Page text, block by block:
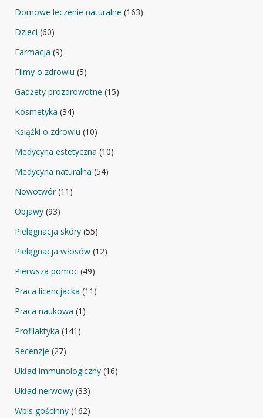
Domowe leczenie naturalne (163)
Dzieci (60)
Farmacja (9)
Filmy o zdrowiu (5)
Gadżety prozdrowotne (15)
Kosmetyka (34)
Książki o zdrowiu (10)
Medycyna estetyczna (10)
Medycyna naturalna (54)
Nowotwór(11)
Objawy (93)
Pielęgnacja skóry (55)
Pielęgnacja włosów (12)
Pierwsza pomoc (49)
Praca licencjacka (11)
Praca naukowa (1)
Profilaktyka (141)
Recenzje (27)
Układ immunologiczny (16)
Układ nerwowy (33)
Wpis gościnny (162)